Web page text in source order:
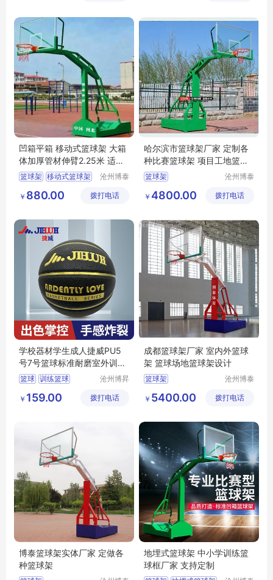
凹箱平箱 移动式篮球架 大箱
体加厚管材伸臂2.25米 适用
学校公园广场
篮球架 移动式篮球架
凹箱篮球架
沧州博泰
有限公司
￥ 880.00 拨打电话
哈尔滨市篮球架厂家 定制各
种比赛篮球架 项目工地篮球
架
篮球架
沧州博泰
有限公司
￥ 4800.00 拨打电话
学校器材学生成人捷威PU5
号7号篮球标准耐磨室外训练
篮球场
篮球 训练篮球
沧州博昇
有限公司
￥ 159.00 拨打电话
成都篮球架厂家 室内外篮球
架 篮球场地篮球架设计
篮球架
沧州博泰
有限公司
￥ 5400.00 拨打电话
博泰篮球架实体厂家 定做各
种篮球架
地埋式篮球架 中小学训练篮
球框厂家 支持定制